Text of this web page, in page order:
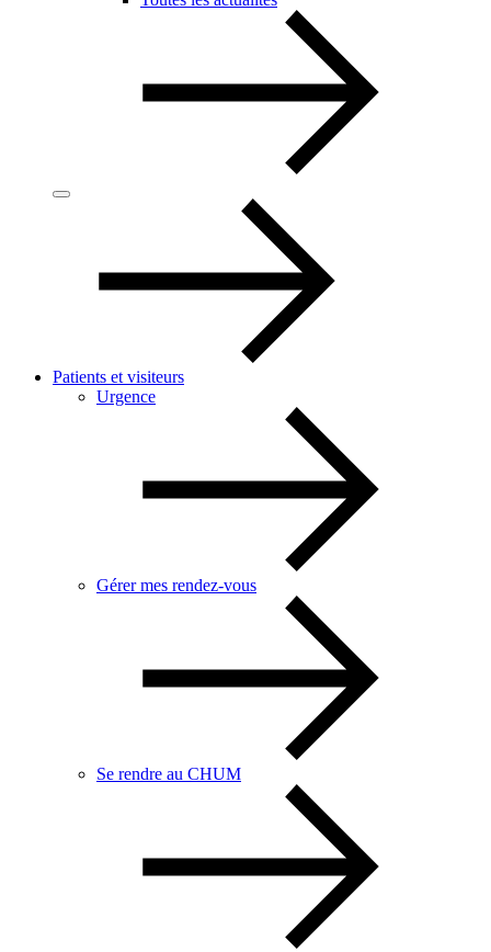
Patients et visiteurs
Urgence
Gérer mes rendez-vous
Se rendre au CHUM